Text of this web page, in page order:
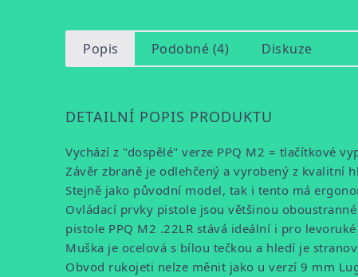
Popis Podobné (4) Diskuze
DETAILNÍ POPIS PRODUKTU
Vychází z "dospělé" verze PPQ M2 = tlačítkové
Závěr zbraně je odlehčený a vyrobený z kvalitní
Stejně jako původní model, tak i tento má
Ovládací prvky pistole jsou většinou
pistole PPQ M2 .22LR stává ideální i pro
Muška je ocelová s bílou tečkou a hledí je
Obvod rukojeti nelze měnit jako u verzí 9 mm